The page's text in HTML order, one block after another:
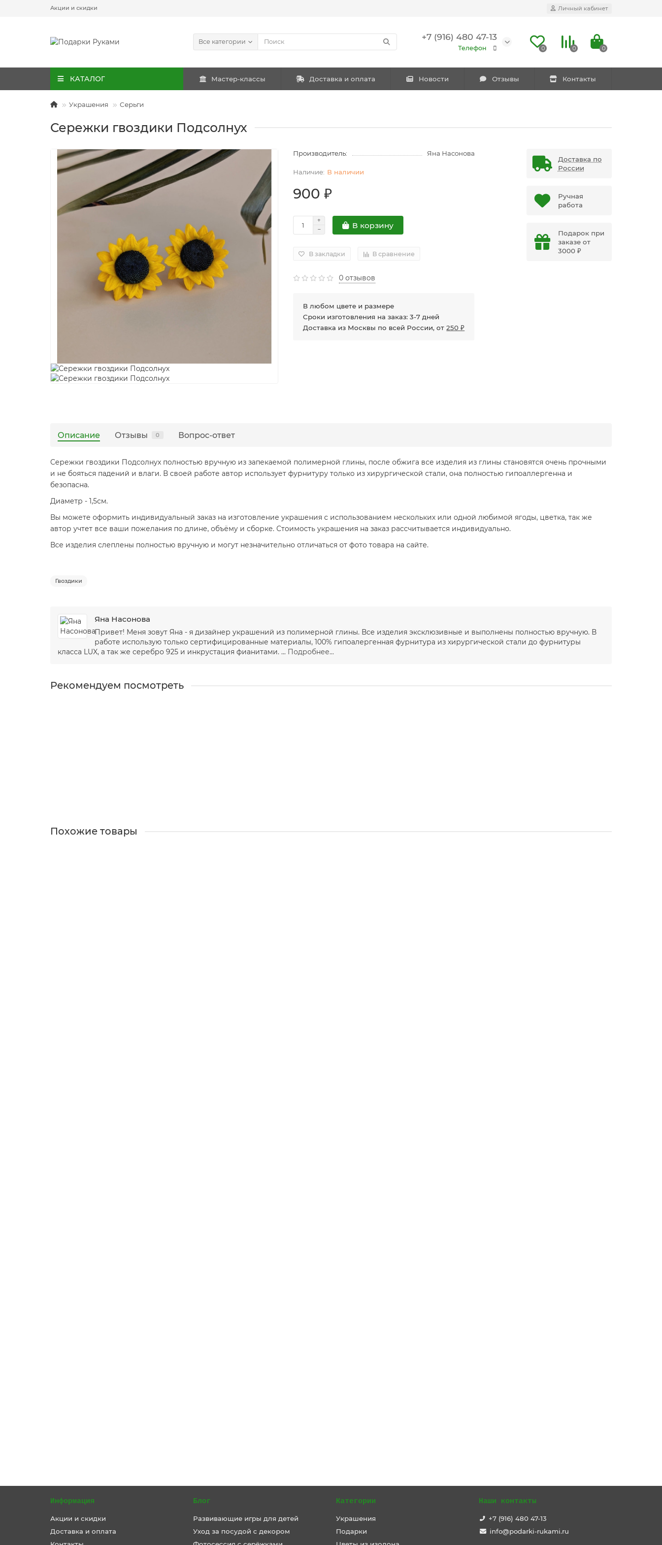
Акции и скидки Личный кабинет
Все категории +7 (916) 480 47-13
Телефон 0 0 0
КАТАЛОГ Мастер-классы Доставка и оплата Новости Отзывы Контакты
Украшения Серьги
Сережки гвоздики Подсолнух
Производитель: Яна Насонова
В наличии
900 ₽
В корзину
В закладки В сравнение
0 отзывов
В любом цвете и размере
Сроки изготовления на заказ: 3-7 дней
Доставка из Москвы по всей России, от250 ₽
Доставка по
России
Ручная
работа
Подарок при
заказе от
3000 ₽
Описание Отзывы 0 Вопрос-ответ
Сережки гвоздики Подсолнух полностью вручную из запекаемой полимерной глины, после обжига все изделия из глины становятся очень прочными
и не бояться падений и влаги. В своей работе автор использует фурнитуру только из хирургической стали, она полностью гипоаллергенна и
безопасна.
Диаметр - 1,5см.
Вы можете оформить индивидуальный заказ на изготовление украшения с использованием нескольких или одной любимой ягоды, цветка, так же
автор учтет все ваши пожелания по длине, объёму и сборке. Стоимость украшения на заказ рассчитывается индивидуально.
Все изделия слеплены полностью вручную и могут незначительно отличаться от фото товара на сайте.
Гвоздики
Яна Насонова
Привет! Меня зовут Яна - я дизайнер украшений из полимерной глины. Все изделия эксклюзивные и выполнены полностью вручную. В
работе использую только сертифицированные материалы, 100% гипоалергенная фурнитура из хирургической стали до фурнитуры
класса LUX, а так же серебро 925 и инкрустация фианитами. ... Подробнее...
Рекомендуем посмотреть
Похожие товары
Информация
Акции и скидки
Доставка и оплата
Блог
Развивающие игры для детей
Уход за посудой с декором
Категории
Украшения
Подарки
Наши контакты
+7 (916) 480 47-13
info@podarki-rukami.ru